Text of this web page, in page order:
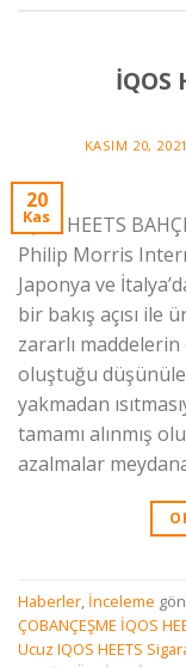
İQOS
KASIM 20, 2021
20
Kas
İQOS HEETS
Philip Morris
Japonya ve
bir bakış açısı ile
zararlı maddelerin
oluştuğu
yakmadan
tamamı alınmış
azalmalar
Haberler, İnceleme
ÇOBANÇEŞME İQOS
Ucuz IQOS HEETS